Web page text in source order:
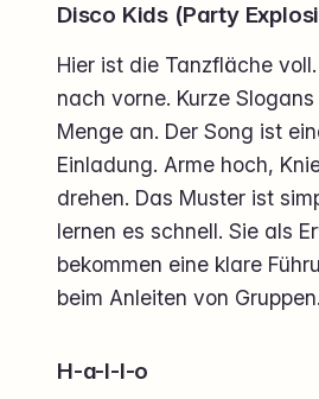
Disco Kids (Party
Hier ist die Tanzfläche
nach vorne. Kurze
Menge an. Der Song ist
Einladung. Arme hoch,
drehen. Das Muster ist
lernen es schnell. Sie als
bekommen eine klare
beim Anleiten von Gruppen.
H-a-l-l-o